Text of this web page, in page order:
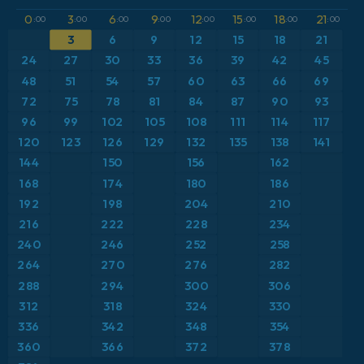
ICON Alemania 2 km
Caribe
Escandinavia
Estados Unidos
Europa
Francia
Grecia
Islandia
Anomalía de temperatura a 2 m
Anomalía de temperatura a 850 hPa
CAPE
Precipitación, nubes y presión
Profundidad de nieve
Punto de rocío a 2 m
Ráfagas de Viento Máximas
Ráfagas de viento
0 :00 3:00 6:00 9:00 12:00 15 :00 18:00 21:00
3 6 9 12 15 18
21
24
27 30 33 36 39 42 45
48 51 54 57 60 63 66 69
72 75 78 81 84 87 90
93
96
99 102 105 108 111 114 117
120 123 126 129 132 135 138 141
144 150 156
162
168
174 180
186
192
198 204
210
216
222 228 234
240 246 252 258
264 270 276
282
288
294 300
306
312
318 324
330
336
342 348 354
360 366 372 378